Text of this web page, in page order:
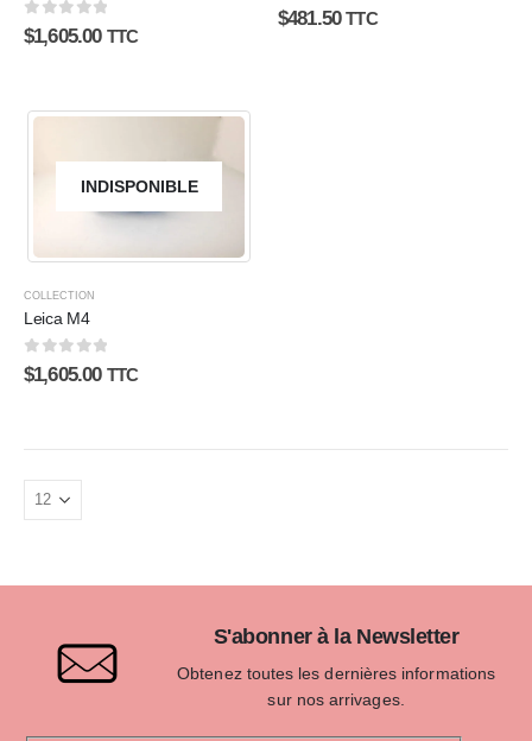
0sur 5
$1,605.00 TTC
0sur 5
$481.50 TTC
INDISPONIBLE
COLLECTION
Leica M4
0sur 5
$1,605.00 TTC
S'abonner à la Newsletter
Obtenez toutes les dernières informations
sur nos arrivages.